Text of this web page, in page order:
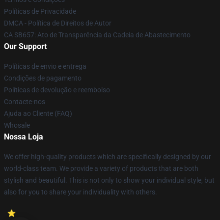
Políticas de Privacidade
DMCA - Política de Direitos de Autor
CA SB657: Ato de Transparência da Cadeia de Abastecimento
Our Support
Políticas de envio e entrega
Condições de pagamento
Políticas de devolução e reembolso
Contacte-nos
Ajuda ao Cliente (FAQ)
Whosale
Nossa Loja
We offer high-quality products which are specifically designed by our
world-class team. We provide a variety of products that are both
stylish and beautiful. This is not only to show your individual style, but
also for you to share your individuality with others.